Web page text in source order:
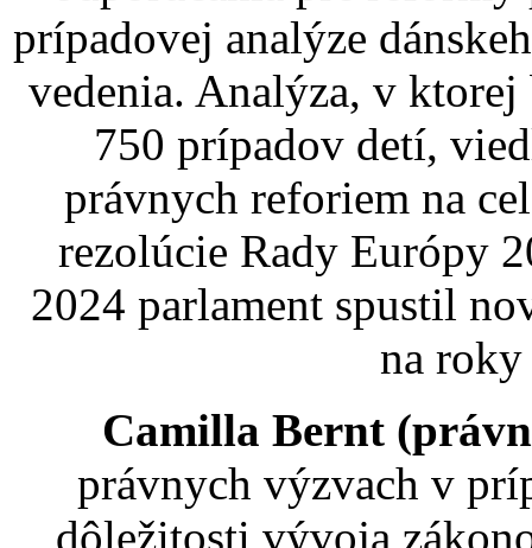
prípadovej analýze
vedenia. Analýza, v ktorej
750 prípadov detí,
právnych reforiem na
rezolúcie Rady Európy
2024 parlament spustil
na
Camilla Bernt
právnych výzvach v
dôležitosti vývoja